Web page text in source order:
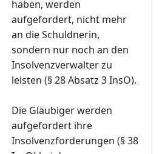
haben, werden
aufgefordert, nicht mehr
an die Schuldnerin,
sondern nur noch an den
Insolvenzverwalter zu
leisten (§ 28 Absatz 3 InsO).
Die Gläubiger werden
aufgefordert ihre
Insolvenzforderungen (§ 38